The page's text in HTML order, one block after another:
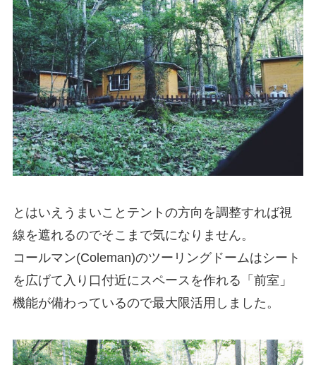
とはいえうまいことテントの方向を調整すれば視
線を遮れるのでそこまで気になりません。
コールマン(Coleman)のツーリングドームはシート
を広げて入り口付近にスペースを作れる「前室」
機能が備わっているので最大限活用しました。